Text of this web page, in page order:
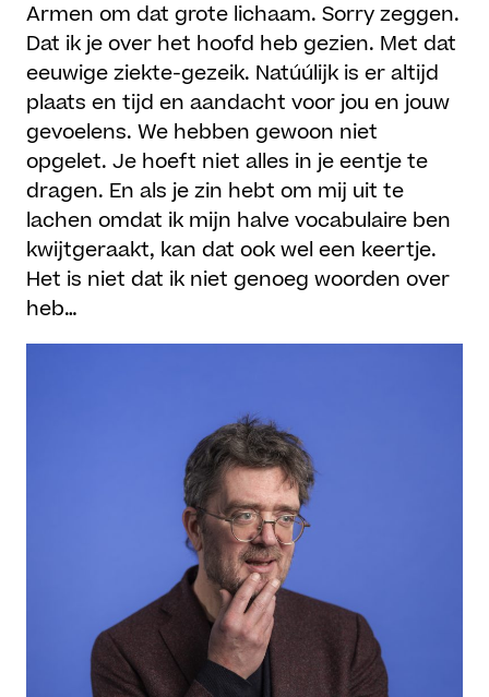
Armen om dat grote lichaam. Sorry zeggen.
Dat ik je over het hoofd heb gezien. Met dat
eeuwige ziekte-gezeik. Natúúlijk is er altijd
plaats en tijd en aandacht voor jou en jouw
gevoelens. We hebben gewoon niet
opgelet. Je hoeft niet alles in je eentje te
dragen. En als je zin hebt om mij uit te
lachen omdat ik mijn halve vocabulaire ben
kwijtgeraakt, kan dat ook wel een keertje.
Het is niet dat ik niet genoeg woorden over
heb…